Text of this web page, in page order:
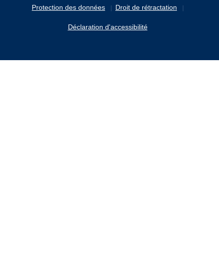
Protection des données Droit de rétractation
Déclaration d'accessibilité